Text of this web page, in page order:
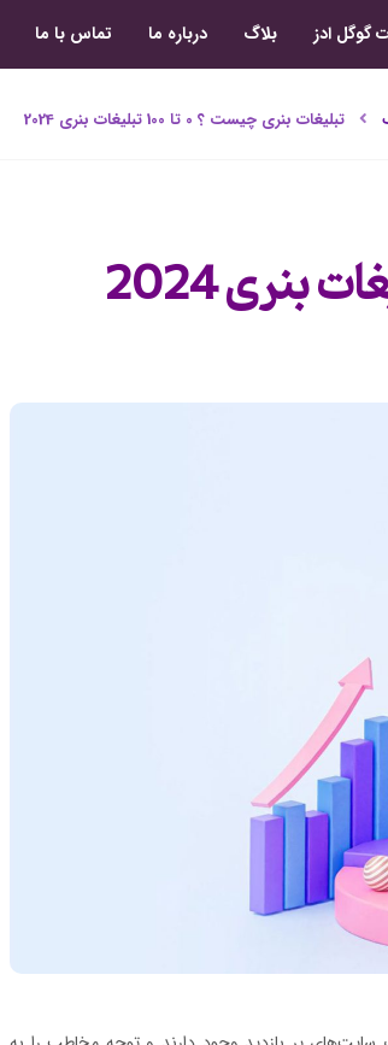
گوگل ادز بلاگ درباره ما تماس با ما
تبلیغات بنری چیست ؟ 0 تا 100 تبلیغات بنری 2024